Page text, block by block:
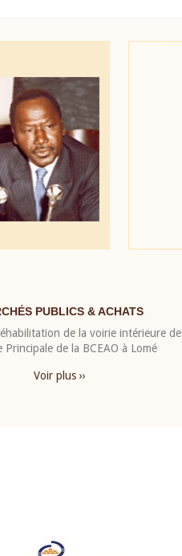
PUBLICS & ACHATS
de la voirie intérieure de
Principale de la BCEAO à Lomé
Voir plus ››